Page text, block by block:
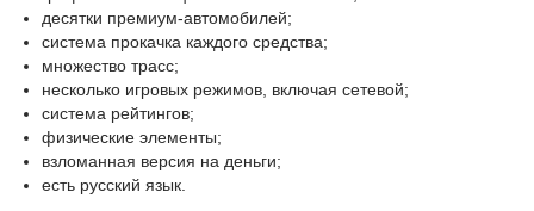
десятки премиум-автомобилей;
система прокачка каждого средства;
множество трасс;
несколько игровых режимов, включая сетевой;
система рейтингов;
физические элементы;
взломанная версия на деньги;
есть русский язык.